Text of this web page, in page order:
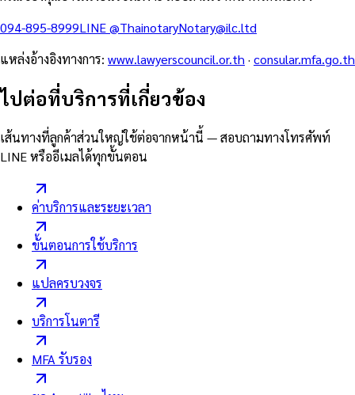
094-895-8999LINE@ThainotaryNotary@ilc.ltd
แหล่งอ้างอิงทางการ: www.lawyerscouncil.or.th · consular.mfa.go.th
ไปต่อที่บริการที่เกี่ยวข้อง
เส้นทางที่ลูกค้าส่วนใหญ่ใช้ต่อจากหน้านี้ — สอบถามทางโทรศัพท์
LINE หรืออีเมลได้ทุกขั้นตอน
ค่าบริการและระยะเวลา
ขั้นตอนการใช้บริการ
แปลครบวงจร
บริการโนตารี
MFA รับรอง